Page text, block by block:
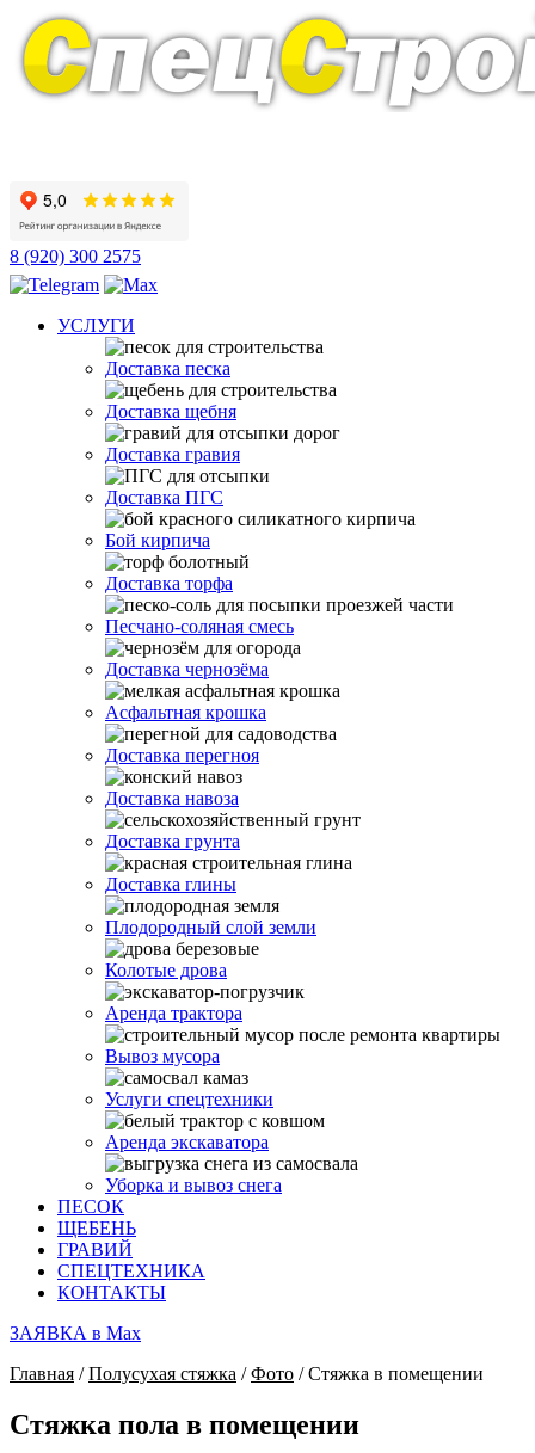
8 (920) 300 2575
УСЛУГИ
Доставка песка
Доставка щебня
Доставка гравия
Доставка ПГС
Бой кирпича
Доставка торфа
Песчано-соляная смесь
Доставка чернозёма
Асфальтная крошка
Доставка перегноя
Доставка навоза
Доставка грунта
Доставка глины
Плодородный слой земли
Колотые дрова
Аренда трактора
Вывоз мусора
Услуги спецтехники
Аренда экскаватора
Уборка и вывоз снега
ПЕСОК
ЩЕБЕНЬ
ГРАВИЙ
СПЕЦТЕХНИКА
КОНТАКТЫ
ЗАЯВКА в Max
Главная /Полусухая стяжка /Фото / Стяжка в помещении
Стяжка пола в помещении